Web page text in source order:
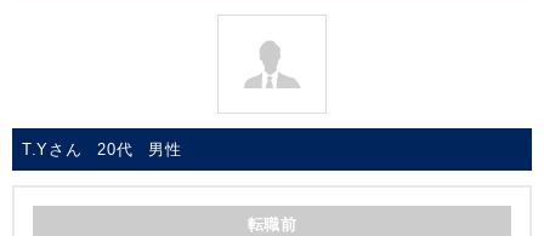
T.Yさん 20代 男性
転職前